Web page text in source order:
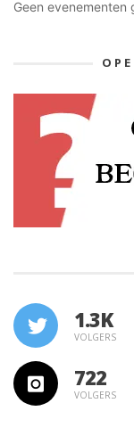
Geen evenementen
1.3K
VOLGERS
722
VOLGERS